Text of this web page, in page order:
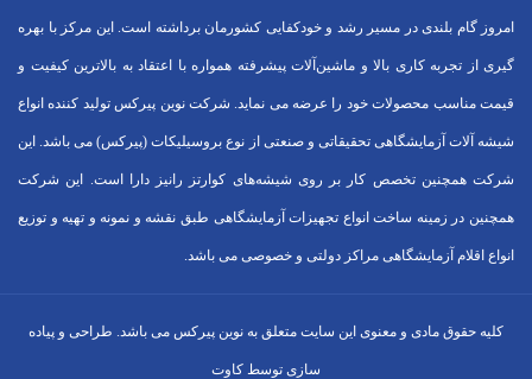
امروز گام بلندی در مسیر رشد و خودکفایی کشورمان برداشته است. این مرکز با بهره
گیری از تجربه کاری بالا و ماشین‌آلات پیشرفته همواره با اعتقاد به بالاترین کیفیت و
قیمت مناسب محصولات خود را عرضه می نماید. شرکت نوین پیرکس تولید کننده انواع
شیشه آلات آزمایشگاهی تحقیقاتی و صنعتی از نوع بروسیلیکات (پیرکس) می باشد. این
شرکت همچنین تخصص کار بر روی شیشه‌های کوارتز رانیز دارا است. این شرکت
همچنین در زمینه ساخت انواع تجهیزات آزمایشگاهی طبق نقشه و نمونه و تهیه و توزیع
انواع اقلام آزمایشگاهی ‌مراکز دولتی و خصوصی می باشد.
کلیه حقوق مادی و معنوی این سایت متعلق به نوین پیرکس می باشد. طراحی و پیاده
سازی توسط کاوت